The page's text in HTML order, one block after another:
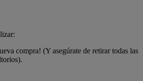
compra! (Y asegúrate de retirar todas las